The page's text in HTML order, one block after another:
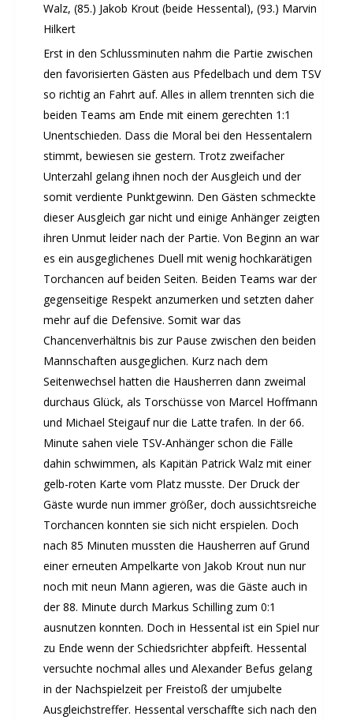
Walz, (85.) Jakob Krout (beide Hessental), (93.) Marvin
Hilkert
Erst in den Schlussminuten nahm die Partie zwischen
den favorisierten Gästen aus Pfedelbach und dem TSV
so richtig an Fahrt auf. Alles in allem trennten sich die
beiden Teams am Ende mit einem gerechten 1:1
Unentschieden. Dass die Moral bei den Hessentalern
stimmt, bewiesen sie gestern. Trotz zweifacher
Unterzahl gelang ihnen noch der Ausgleich und der
somit verdiente Punktgewinn. Den Gästen schmeckte
dieser Ausgleich gar nicht und einige Anhänger zeigten
ihren Unmut leider nach der Partie. Von Beginn an war
es ein ausgeglichenes Duell mit wenig hochkarätigen
Torchancen auf beiden Seiten. Beiden Teams war der
gegenseitige Respekt anzumerken und setzten daher
mehr auf die Defensive. Somit war das
Chancenverhältnis bis zur Pause zwischen den beiden
Mannschaften ausgeglichen. Kurz nach dem
Seitenwechsel hatten die Hausherren dann zweimal
durchaus Glück, als Torschüsse von Marcel Hoffmann
und Michael Steigauf nur die Latte trafen. In der 66.
Minute sahen viele TSV-Anhänger schon die Fälle
dahin schwimmen, als Kapitän Patrick Walz mit einer
gelb-roten Karte vom Platz musste. Der Druck der
Gäste wurde nun immer größer, doch aussichtsreiche
Torchancen konnten sie sich nicht erspielen. Doch
nach 85 Minuten mussten die Hausherren auf Grund
einer erneuten Ampelkarte von Jakob Krout nun nur
noch mit neun Mann agieren, was die Gäste auch in
der 88. Minute durch Markus Schilling zum 0:1
ausnutzen konnten. Doch in Hessental ist ein Spiel nur
zu Ende wenn der Schiedsrichter abpfeift. Hessental
versuchte nochmal alles und Alexander Befus gelang
in der Nachspielzeit per Freistoß der umjubelte
Ausgleichstreffer. Hessental verschaffte sich nach den